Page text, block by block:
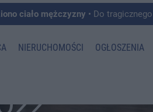
ciało mężczyzny • Do tragicznego zdarzenia doszło
NIERUCHOMOŚCI OGŁOSZENIA